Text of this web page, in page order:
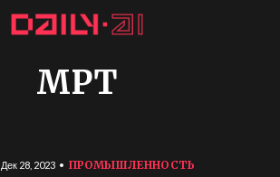
МРТ
Дек 28, 2023 ПРОМЫШЛЕННОСТЬ